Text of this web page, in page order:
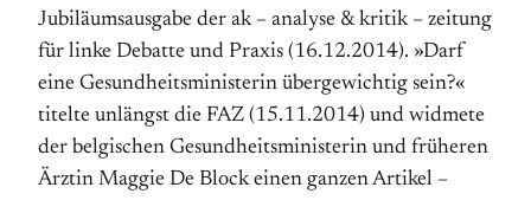
Jubiläumsausgabe der ak – analyse & kritik – zeitung
für linke Debatte und Praxis (16.12.2014). »Darf
eine Gesundheitsministerin übergewichtig sein?«
titelte unlängst die FAZ (15.11.2014) und widmete
der belgischen Gesundheitsministerin und früheren
Ärztin Maggie De Block einen ganzen Artikel –